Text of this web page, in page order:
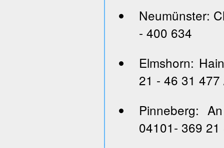
Neumünster:
- 400 634
Elmshorn:
21 - 46 31 477
Pinneberg:
04101- 369 21